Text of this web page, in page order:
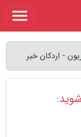
- اردکان خبر